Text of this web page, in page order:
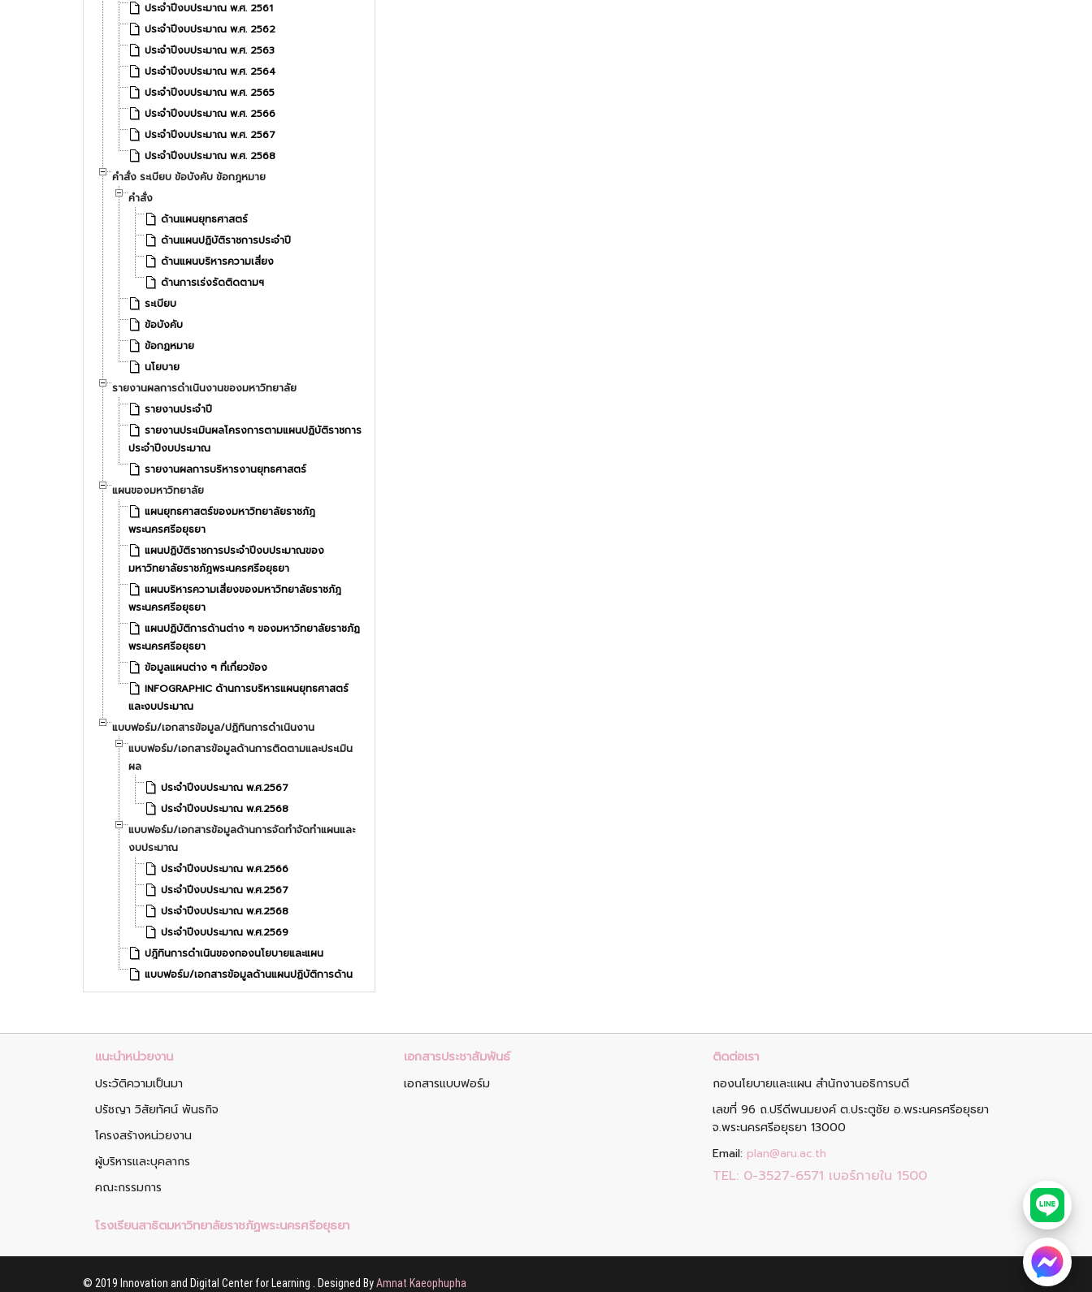
ประจำปีงบประมาณ พ.ศ. 2561
ประจำปีงบประมาณ พ.ศ. 2562
ประจำปีงบประมาณ พ.ศ. 2563
ประจำปีงบประมาณ พ.ศ. 2564
ประจำปีงบประมาณ พ.ศ. 2565
ประจำปีงบประมาณ พ.ศ. 2566
ประจำปีงบประมาณ พ.ศ. 2567
ประจำปีงบประมาณ พ.ศ. 2568
คำสั่ง ระเบียบ ข้อบังคับ ข้อกฎหมาย
คำสั่ง
ด้านแผนยุทธศาสตร์
ด้านแผนปฏิบัติราชการประจำปี
ด้านแผนบริหารความเสี่ยง
ด้านการเร่งรัดติดตามฯ
ระเบียบ
ข้อบังคับ
ข้อกฏหมาย
นโยบาย
รายงานผลการดำเนินงานของมหาวิทยาลัย
รายงานประจำปี
รายงานประเมินผลโครงการตามแผนปฏิบัติราชการ
ประจำปีงบประมาณ
รายงานผลการบริหารงานยุทธศาสตร์
แผนของมหาวิทยาลัย
แผนยุทธศาสตร์ของมหาวิทยาลัยราชภัฎ
พระนครศรีอยุธยา
แผนปฏิบัติราชการประจำปีงบประมาณของ
มหาวิทยาลัยราชภัฎพระนครศรีอยุธยา
แผนบริหารความเสี่ยงของมหาวิทยาลัยราชภัฎ
พระนครศรีอยุธยา
แผนปฏิบัติการด้านต่าง ๆ ของมหาวิทยาลัยราชภัฏ
พระนครศรีอยุธยา
ข้อมูลแผนต่าง ๆ ที่เกี่ยวข้อง
INFOGRAPHIC ด้านการบริหารแผนยุทธศาสตร์
และงบประมาณ
แบบฟอร์ม/เอกสารข้อมูล/ปฏิทินการดำเนินงาน
แบบฟอร์ม/เอกสารข้อมูลด้านการติดตามและประเมิน
ผล
ประจำปีงบประมาณ พ.ศ.2567
ประจำปีงบประมาณ พ.ศ.2568
แบบฟอร์ม/เอกสารข้อมูลด้านการจัดทำจัดทำแผนและ
งบประมาณ
ประจำปีงบประมาณ พ.ศ.2566
ประจำปีงบประมาณ พ.ศ.2567
ประจำปีงบประมาณ พ.ศ.2568
ประจำปีงบประมาณ พ.ศ.2569
ปฎิทินการดำเนินของกองนโยบายและแผน
แบบฟอร์ม/เอกสารข้อมูลด้านแผนปฏิบัติการด้าน
แนะนำหน่วยงาน
ประวัติความเป็นมา
ปรัชญา วิสัยทัศน์ พันธกิจ
โครงสร้างหน่วยงาน
ผู้บริหารและบุคลากร
คณะกรรมการ
โรงเรียนสาธิตมหาวิทยาลัยราชภัฏพระนครศรีอยุธยา
เอกสารประชาสัมพันธ์
เอกสารแบบฟอร์ม
ติดต่อเรา
กองนโยบายและแผน สำนักงานอธิการบดี
เลขที่ 96 ถ.ปรีดีพนมยงค์ ต.ประตูชัย อ.พระนครศรีอยุธยา
จ.พระนครศรีอยุธยา 13000
Email: plan@aru.ac.th
TEL: 0-3527-6571 เบอร์ภายใน 1500
© 2019 Innovation and Digital Center for Learning . Designed ByAmnat Kaeophupha